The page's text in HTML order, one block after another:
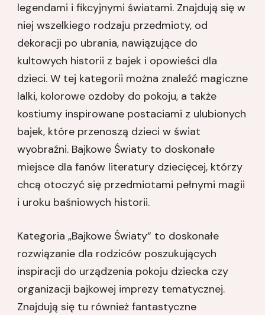
legendami i fikcyjnymi światami. Znajdują się w
niej wszelkiego rodzaju przedmioty, od
dekoracji po ubrania, nawiązujące do
kultowych historii z bajek i opowieści dla
dzieci. W tej kategorii można znaleźć magiczne
lalki, kolorowe ozdoby do pokoju, a także
kostiumy inspirowane postaciami z ulubionych
bajek, które przenoszą dzieci w świat
wyobraźni. Bajkowe Światy to doskonałe
miejsce dla fanów literatury dziecięcej, którzy
chcą otoczyć się przedmiotami pełnymi magii
i uroku baśniowych historii.
Kategoria „Bajkowe Światy” to doskonałe
rozwiązanie dla rodziców poszukujących
inspiracji do urządzenia pokoju dziecka czy
organizacji bajkowej imprezy tematycznej.
Znajdują się tu również fantastyczne